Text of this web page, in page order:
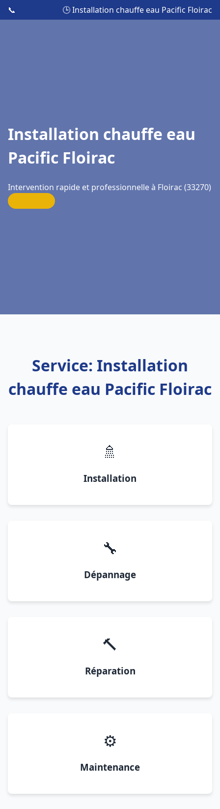
📞 🕒 Installation chauffe eau Pacific Floirac
Installation chauffe eau
Pacific Floirac
Intervention rapide et professionnelle à Floirac (33270)
Service: Installation
chauffe eau Pacific Floirac
🚿
Installation
🔧
Dépannage
🔨
Réparation
⚙️
Maintenance